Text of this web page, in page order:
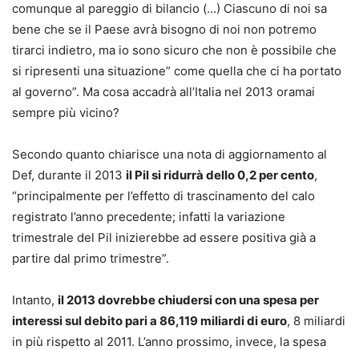
comunque al pareggio di bilancio (…) Ciascuno di noi sa
bene che se il Paese avrà bisogno di noi non potremo
tirarci indietro, ma io sono sicuro che non è possibile che
si ripresenti una situazione” come quella che ci ha portato
al governo”. Ma cosa accadrà all’Italia nel 2013 oramai
sempre più vicino?
Secondo quanto chiarisce una nota di aggiornamento al
Def, durante il 2013 il Pil si ridurrà dello 0,2 per cento,
“principalmente per l’effetto di trascinamento del calo
registrato l’anno precedente; infatti la variazione
trimestrale del Pil inizierebbe ad essere positiva già a
partire dal primo trimestre”.
Intanto, il 2013 dovrebbe chiudersi con una spesa per
interessi sul debito pari a 86,119 miliardi di euro, 8 miliardi
in più rispetto al 2011. L’anno prossimo, invece, la spesa